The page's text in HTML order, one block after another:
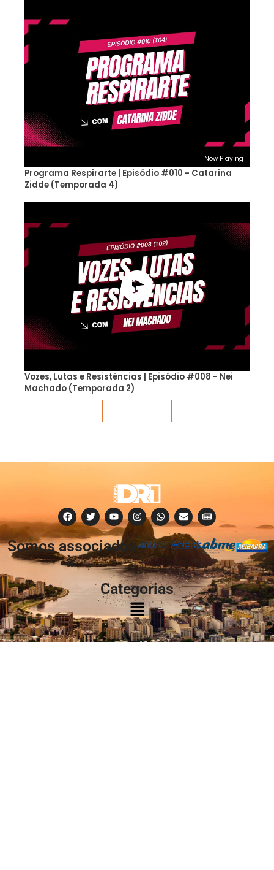
Now Playing
Programa Respirarte | Episódio #010 - Catarina
Zidde (Temporada 4)
Vozes, Lutas e Resistências | Episódio #008 - Nei
Machado (Temporada 2)
Somos associados
à:
Categorias